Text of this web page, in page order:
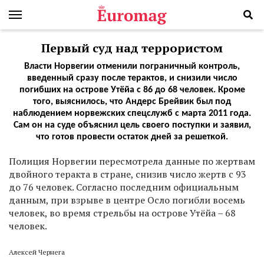
Первый суд над террористом
Власти Норвегии отменили пограничный контроль,
введенный сразу после терактов, и снизили число
погибших на острове Утёйа с 86 до 68 человек. Кроме
того, выяснилось, что Андерс Брейвик был под
наблюдением норвежских спецслужб с марта 2011 года.
Сам он на суде объяснил цель своего поступки и заявил,
что готов провести остаток дней за решеткой.
Полиция Норвегии пересмотрела данные по жертвам
двойного теракта в стране, снизив число жертв с 93
до 76 человек. Согласно последним официальным
данным, при взрыве в центре Осло погибли восемь
человек, во время стрельбы на острове Утёйа – 68
человек.
Алексей Чернега